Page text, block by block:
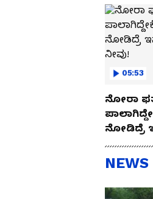
05:53
ನೋರಾ
ನೋಡಿದ್ರೆ
ಪಡ್ತೀರಾ
NEWS